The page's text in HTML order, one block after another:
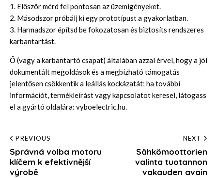
1. Először mérd fel pontosan az üzemigényeket.
2. Másodszor próbálj ki egy prototípust a gyakorlatban.
3. Harmadszor építsd be fokozatosan és biztosíts rendszeres
karbantartást.
Ő (vagy a karbantartó csapat) általában azzal érvel, hogy a jól
dokumentált megoldások és a megbízható támogatás
jelentősen csökkentik a leállás kockázatát; ha további
információt, termékleírást vagy kapcsolatot keresel, látogass
el a gyártó oldalára: vyboelectric.hu.
Post
navigation
PREVIOUS
Správná volba motoru
klíčem k efektivnější
výrobě
NEXT
Sähkömoottorien
valinta tuotannon
vakauden avain